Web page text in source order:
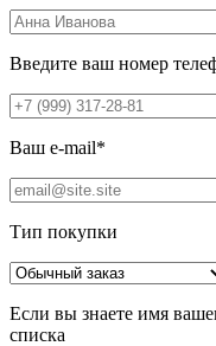
Введите ваш номер
Ваш e-mail*
Тип покупки
Если вы знаете имя
списка